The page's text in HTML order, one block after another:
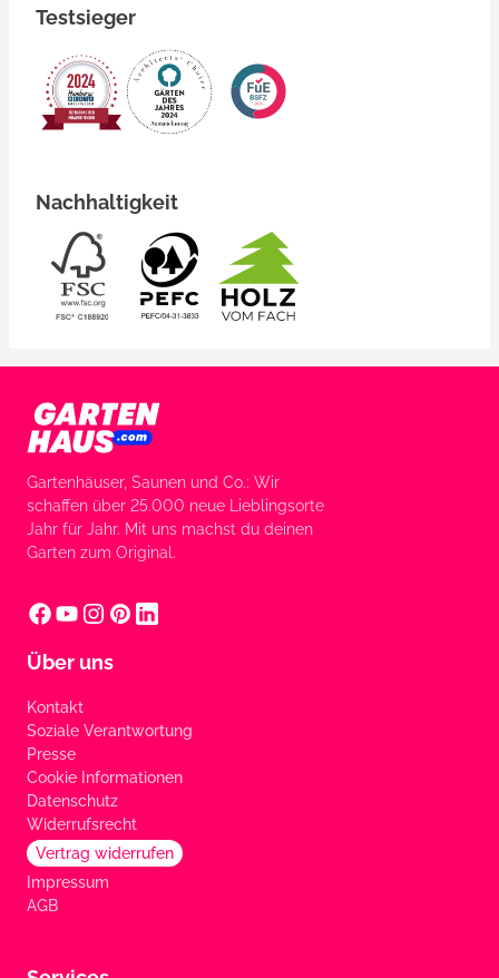
Testsieger
Nachhaltigkeit
Gartenhäuser, Saunen und Co.: Wir
schaffen über 25.000 neue Lieblingsorte
Jahr für Jahr. Mit uns machst du deinen
Garten zum Original.
Über uns
Kontakt
Soziale Verantwortung
Presse
Cookie Informationen
Datenschutz
Widerrufsrecht
Vertrag widerrufen
Impressum
AGB